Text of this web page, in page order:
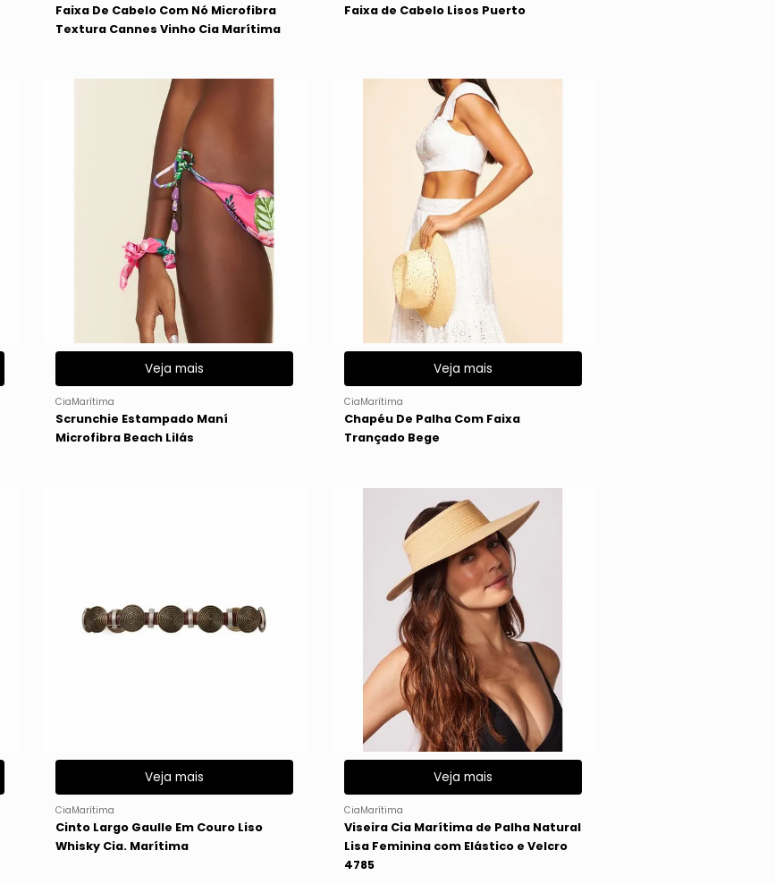
Faixa De Cabelo Com Nó Microfibra
Textura Cannes Vinho Cia Marítima
Faixa de Cabelo Lisos Puerto
Veja mais
CiaMarítima
Scrunchie Estampado Maní
Microfibra Beach Lilás
Veja mais
CiaMarítima
Chapéu De Palha Com Faixa
Trançado Bege
Veja mais
CiaMarítima
Cinto Largo Gaulle Em Couro Liso
Whisky Cia. Marítima
Veja mais
CiaMarítima
Viseira Cia Marítima de Palha Natural
Lisa Feminina com Elástico e Velcro
4785